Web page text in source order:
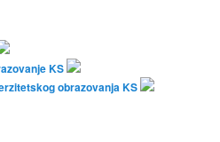
KS
obrazovanja KS